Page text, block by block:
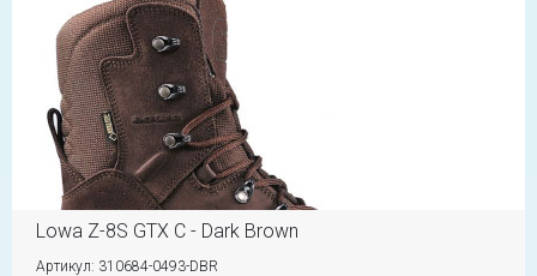
Lowa Z-8S GTX C - Dark Brown
Артикул: 310684-0493-DBR